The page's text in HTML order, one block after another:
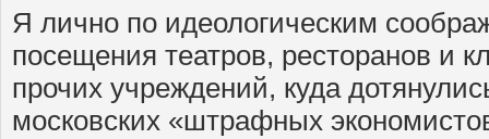
Я лично по идеологическим
посещения театров, ресторанов и
прочих учреждений, куда
московских «штрафных